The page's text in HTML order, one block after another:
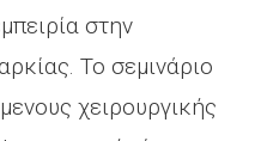
στην
Το σεμινάριο
χειρουργικής